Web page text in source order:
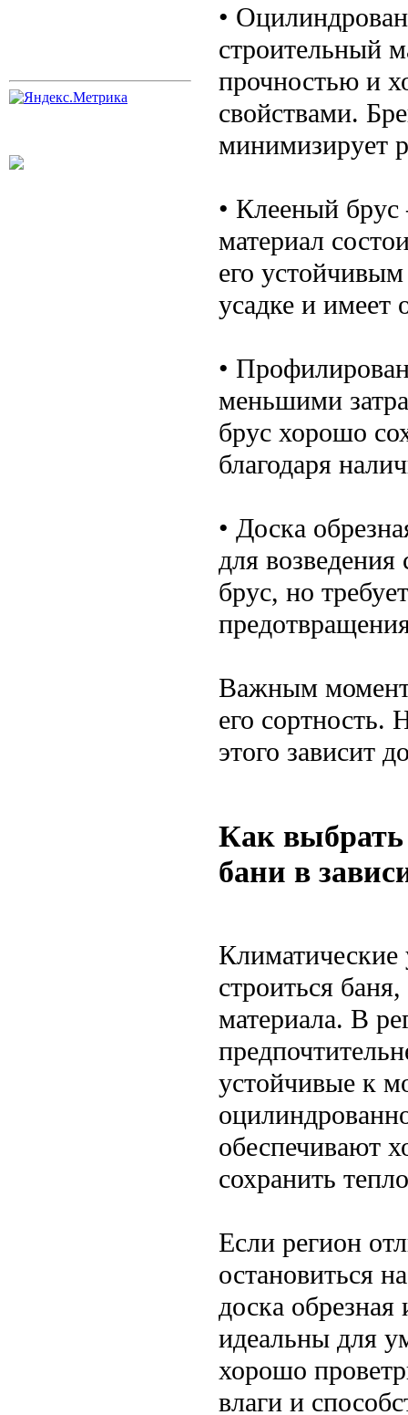
•
строительный
прочностью и
свойствами.
минимизирует
• Клееный
материал
его
усадке и имеет
•
меньшими
брус хорошо
благодаря
• Доска
для
брус, но
Важным
его сортность.
этого зависит
Как выбрать
бани в
Климатические
строиться
материала. В
устойчивые к
обеспечивают
сохранить
Если регион
остановиться
доска
идеальны для
хорошо
влаги и